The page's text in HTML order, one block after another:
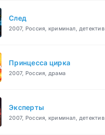
След
2007, Россия, криминал, детектив
Принцесса цирка
2007, Россия, драма
Эксперты
2007, Россия, криминал, детектив